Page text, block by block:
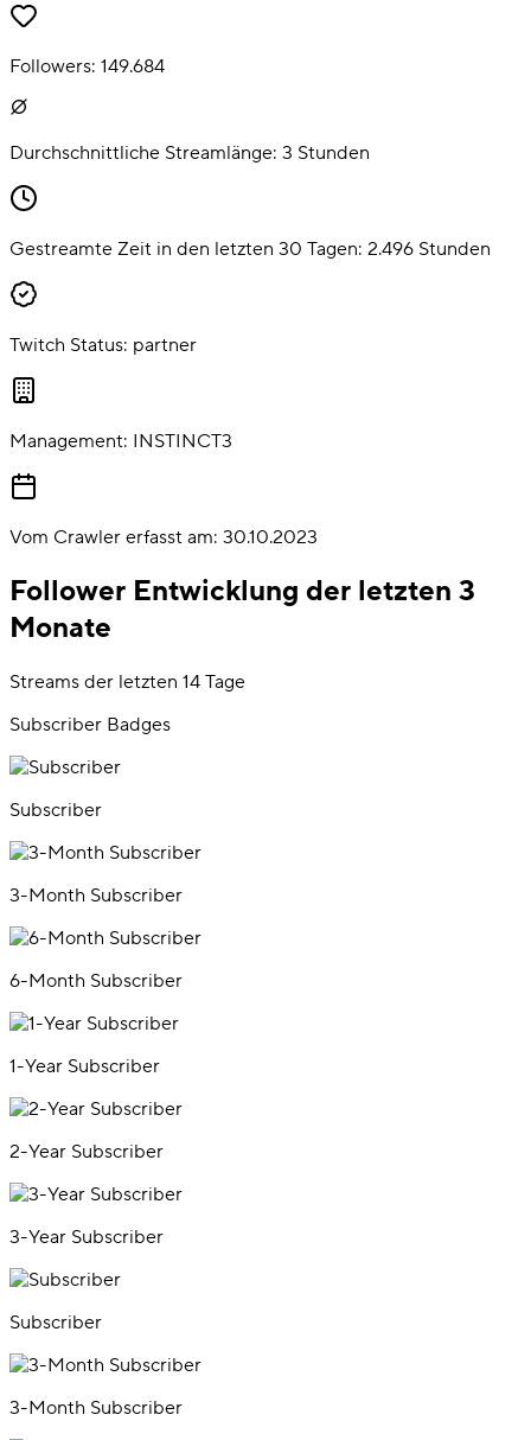
Followers: 149.684
Durchschnittliche Streamlänge: 3 Stunden
Gestreamte Zeit in den letzten 30 Tagen: 2.496 Stunden
Twitch Status: partner
Management: INSTINCT3
Vom Crawler erfasst am: 30.10.2023
Follower Entwicklung der letzten 3
Monate
Streams der letzten 14 Tage
Subscriber Badges
Subscriber
3-Month Subscriber
6-Month Subscriber
1-Year Subscriber
2-Year Subscriber
3-Year Subscriber
Subscriber
3-Month Subscriber